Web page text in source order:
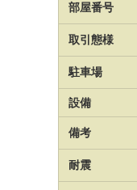
部屋番号
取引態様
駐車場
設備
備考
耐震